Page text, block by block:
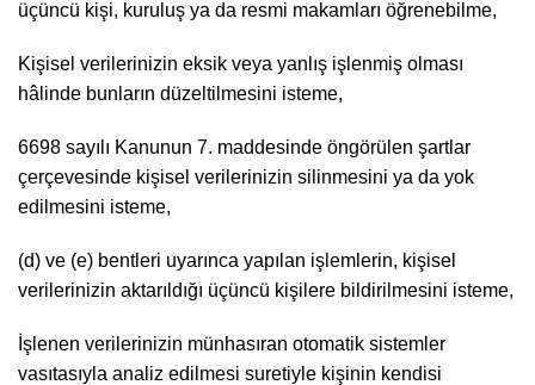
üçüncü kişi, kuruluş ya da resmi makamları öğrenebilme,
Kişisel verilerinizin eksik veya yanlış işlenmiş olması
hâlinde bunların düzeltilmesini isteme,
6698 sayılı Kanunun 7. maddesinde öngörülen şartlar
çerçevesinde kişisel verilerinizin silinmesini ya da yok
edilmesini isteme,
(d) ve (e) bentleri uyarınca yapılan işlemlerin, kişisel
verilerinizin aktarıldığı üçüncü kişilere bildirilmesini isteme,
İşlenen verilerinizin münhasıran otomatik sistemler
vasıtasıyla analiz edilmesi suretiyle kişinin kendisi